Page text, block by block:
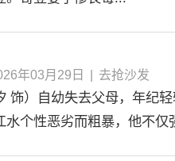
年03月29日 去抢沙发
饰）自幼失去父母，年纪
水个性恶劣而粗暴，他不仅